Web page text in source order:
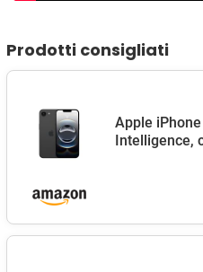
Prodotti consigliati
Apple
Intelligence,